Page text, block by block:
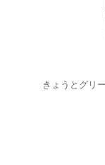
きょうとグリ